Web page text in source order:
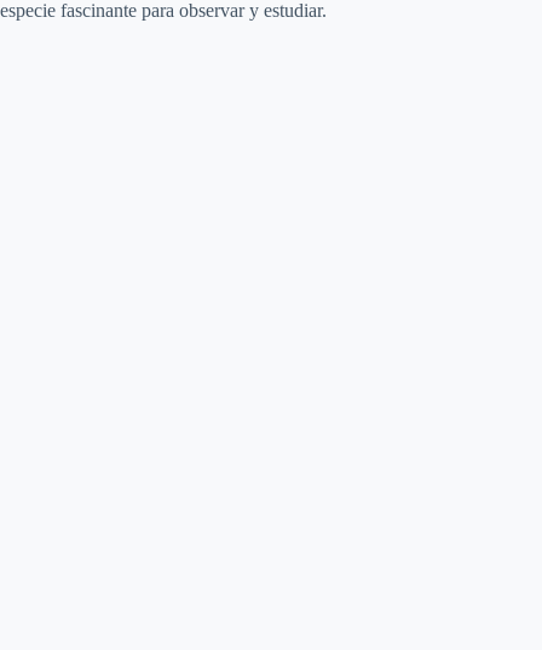
especie fascinante para observar y estudiar.